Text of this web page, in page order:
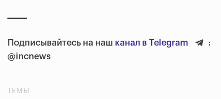
Подписывайтесь на наш канал в Telegram
:
@incnews
ТЕМЫ